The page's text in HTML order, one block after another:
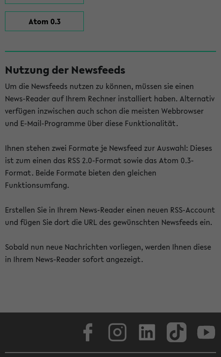
Atom 0.3
Nutzung der Newsfeeds
Um die Newsfeeds nutzen zu können, müssen sie einen
News-Reader auf Ihrem Rechner installiert haben. Alternativ
verfügen inzwischen auch schon die meisten Webbrowser
und E-Mail-Programme über diese Funktionalität.
Ihnen stehen zwei Formate je Newsfeed zur Auswahl: Dieses
ist zum einen das RSS 2.0-Format sowie das Atom 0.3-
Format. Beide Formate bieten den gleichen
Funktionsumfang.
Erstellen Sie in Ihrem News-Reader einen neuen RSS-Account
und fügen Sie dort die URL des gewünschten Newsfeeds ein.
Sobald nun neue Nachrichten vorliegen, werden Ihnen diese
in Ihrem News-Reader sofort angezeigt.